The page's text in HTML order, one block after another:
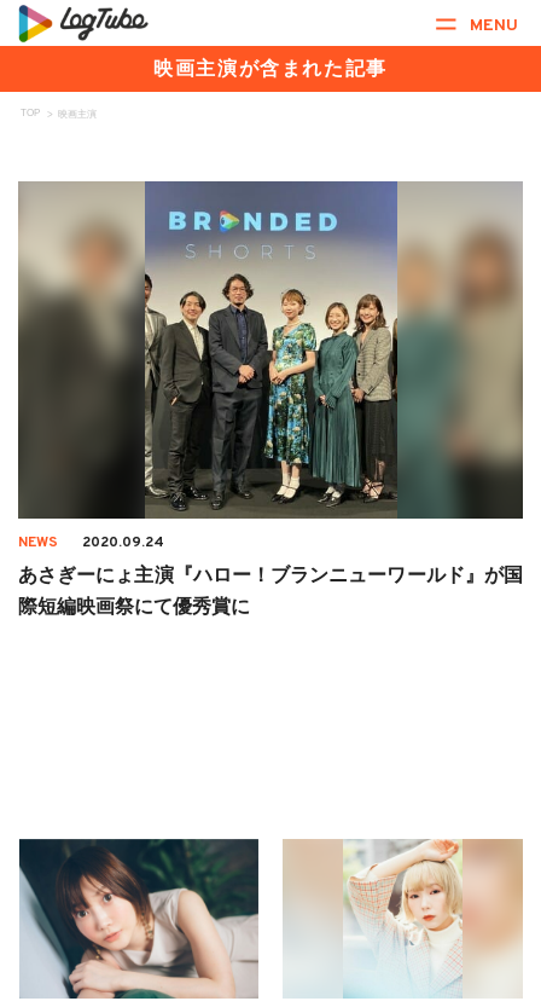
MENU
映画主演が含まれた記事
TOP > 映画主演
NEWS 2020.09.24
あさぎーにょ主演『ハロー！ブランニューワールド』が国
際短編映画祭にて優秀賞に